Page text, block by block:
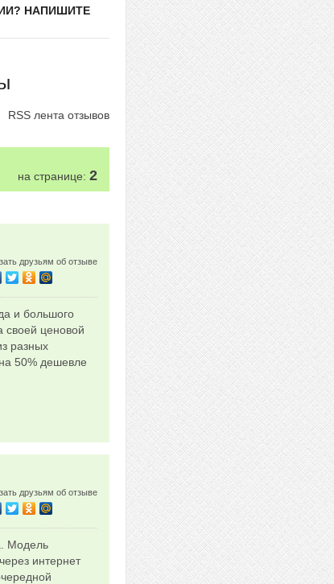
НАПИШИТЕ
RSS лента отзывов
на странице: 2
друзьям об отзыве
и большого
своей ценовой
разных
50% дешевле
друзьям об отзыве
Модель
интернет